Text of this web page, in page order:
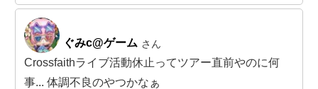
ぐみc@ゲーム さん
Crossfaithライブ活動休止ってツアー直前やのに何
事... 体調不良のやつかなぁ